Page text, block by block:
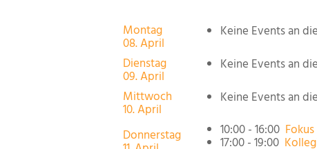
Montag
08. April
Keine Events an
Dienstag
09. April
Keine Events an
Mittwoch
10. April
Keine Events an
Donnerstag 10:00 - 16:00
17:00 - 19:00